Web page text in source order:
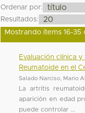
Ordenar por:
Resultados:
Mostrando ítems 16-35
Evaluación clínica
Reumatoide en el
Salado Narciso, Mario
La artritis
aparición en edad
puede controlar ...